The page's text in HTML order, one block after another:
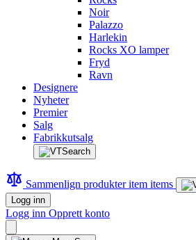
Noir
Palazzo
Harlekin
Rocks XO lamper
Fryd
Ravn
Designere
Nyheter
Premier
Salg
Fabrikkutsalg
Sammenlign produkteritem items
Logg inn
Logg inn Opprett konto